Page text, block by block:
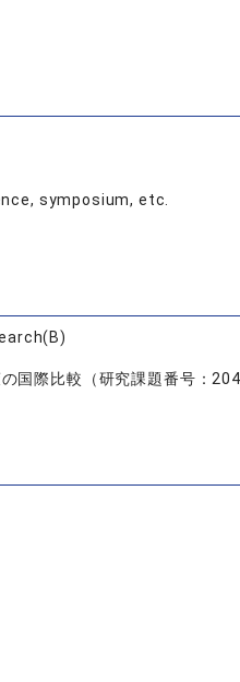
symposium, etc.
国際比較（研究課題番号：